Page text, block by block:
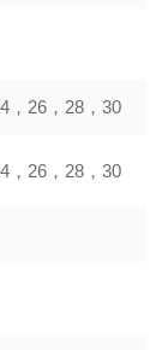
，26，28，30
，26，28，30